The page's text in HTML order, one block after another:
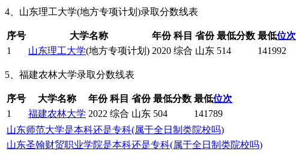
4、山东理工大学(地方专项计划)录取分数线表
序号 大学名称 年份 科目 省份 最低分数 最低位次
1
山东理工大学(地方专项计划) 2020 综合 山东 514 141992
5、福建农林大学录取分数线表
序号 大学名称 年份 科目 省份 最低分数 最低位次
1
福建农林大学 2022 综合 山东 504
141789
山东师范大学是本科还是专科(属于全日制类院校吗)
山东圣翰财贸职业学院是本科还是专科(属于全日制类院校吗)